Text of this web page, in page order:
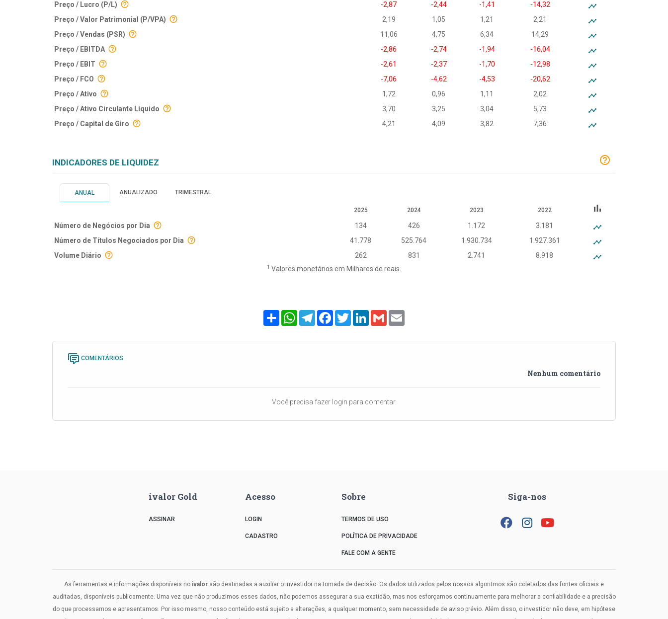
Preço / Lucro (P/L)
-2,87 -2,44 -1,41
-14,32
Preço / Valor Patrimonial (P/VPA)
2,19 1,05 1,21
2,21
Preço / Vendas (PSR)
11,06 4,75 6,34
14,29
Preço / EBITDA
-2,86 -2,74 -1,94
-16,04
Preço / EBIT
-2,61 -2,37 -1,70
-12,98
Preço / FCO
-7,06 -4,62 -4,53
-20,62
Preço / Ativo
1,72 0,96 1,11
2,02
Preço / Ativo Circulante Líquido
3,70 3,25 3,04
5,73
Preço / Capital de Giro
4,21 4,09 3,82 7,36
INDICADORES DE LIQUIDEZ
ANUAL ANUALIZADO TRIMESTRAL
2025 2024 2023 2022 bar_chart
Número de Negócios por Dia 134 426 1.172
3.181
Número de Títulos Negociados por Dia
41.778 525.764 1.930.734
1.927.361
Volume Diário
262 831 2.741 8.918
1 Valores monetários em Milhares de reais.
ShareWhatsAppTelegramFacebook
TwitterLinkedInGmail
COMENTÁRIOS
Nenhum comentário
Você precisa fazer login para comentar.
ivalor Gold
ASSINAR
Acesso
LOGIN
CADASTRO
Sobre
TERMOS DE USO
POLÍTICA DE PRIVACIDADE
FALE COM A GENTE
Siga-nos
As ferramentas e informações disponíveis no ivalor são destinadas a auxiliar o investidor na tomada de decisão. Os dados utilizados pelos nossos algoritmos são coletados das fontes oficiais e
auditadas, disponíveis publicamente. Uma vez que não produzimos esses dados, não podemos assegurar a sua exatidão, mas nos esforçamos continuamente para melhorar a confiabilidade e a precisão
do que processamos e apresentamos. Por isso mesmo, nosso conteúdo está sujeito a alterações, a qualquer momento, sem necessidade de aviso prévio. Além disso, o investidor não deve, em hipótese